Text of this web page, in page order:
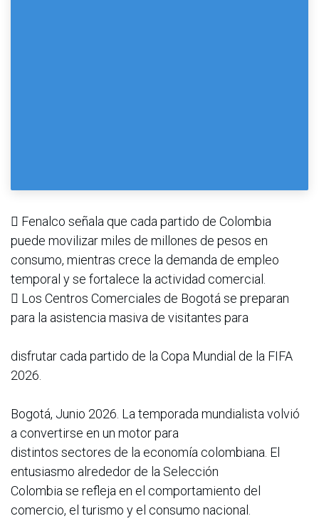
 Fenalco señala que cada partido de Colombia
puede movilizar miles de millones de pesos en
consumo, mientras crece la demanda de empleo
temporal y se fortalece la actividad comercial.
 Los Centros Comerciales de Bogotá se preparan
para la asistencia masiva de visitantes para
disfrutar cada partido de la Copa Mundial de la FIFA
2026.
Bogotá, Junio 2026. La temporada mundialista volvió
a convertirse en un motor para
distintos sectores de la economía colombiana. El
entusiasmo alrededor de la Selección
Colombia se refleja en el comportamiento del
comercio, el turismo y el consumo nacional.